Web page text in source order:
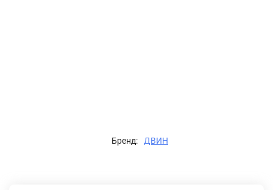
Бренд: ДВИН